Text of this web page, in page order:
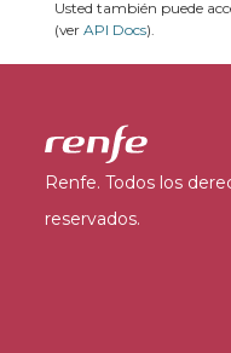
Usted también puede
(ver API Docs).
Renfe. Todos los
reservados.